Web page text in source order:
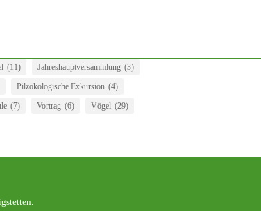
(11) Jahreshauptversammlung (3)
Pilzökologische Exkursion (4)
(7) Vortrag (6) Vögel (29)